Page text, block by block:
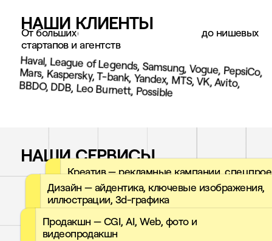
НАШИ КЛИЕНТЫ
От больших
консервативных брендов
до нишевых
стартапов и агентств
Haval, League of Legends, Samsung, Vogue, PepsiCo,
Mars, Kaspersky, T-bank, Yandex, MTS, VK, Avito,
BBDO, DDB, Leo Burnett, Possible
НАШИ СЕРВИСЫ
Креатив — рекламные кампании,
нестандартные активации
Дизайн — айдентика, ключевые изображения,
иллюстрации, 3d-графика
Продакшн — CGI, AI, Web, фото и
видеопродакшн